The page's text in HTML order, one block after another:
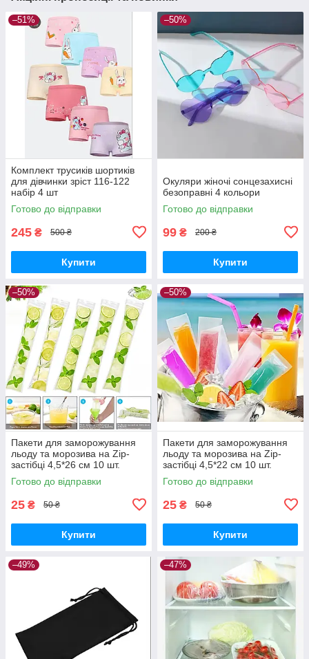
–51%
Комплект трусиків шортиків
для дівчинки зріст 116-122
набір 4 шт
Готово до відправки
245 ₴ 500 ₴
Купити
–50%
Окуляри жіночі сонцезахисні
безоправні 4 кольори
Готово до відправки
99 ₴ 200 ₴
Купити
–50%
Пакети для заморожування
льоду та морозива на Zip-
застібці 4,5*26 см 10 шт.
Готово до відправки
25 ₴ 50 ₴
Купити
–50%
Пакети для заморожування
льоду та морозива на Zip-
застібці 4,5*22 см 10 шт.
Готово до відправки
25 ₴ 50 ₴
Купити
–49% –47%